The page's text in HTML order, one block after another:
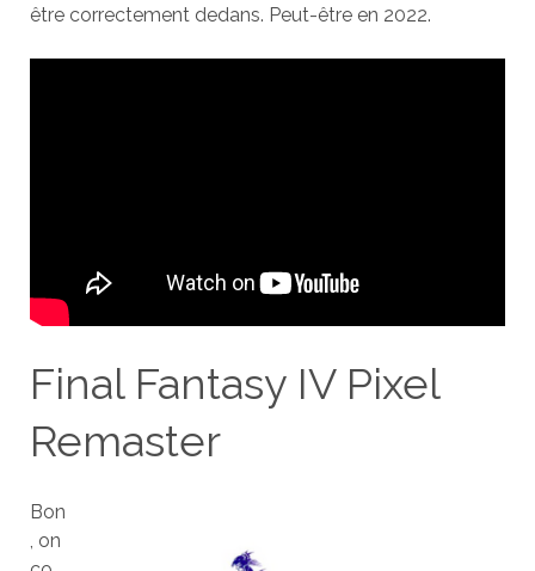
être correctement dedans. Peut-être en 2022.
Final Fantasy IV Pixel
Remaster
Bon
, on